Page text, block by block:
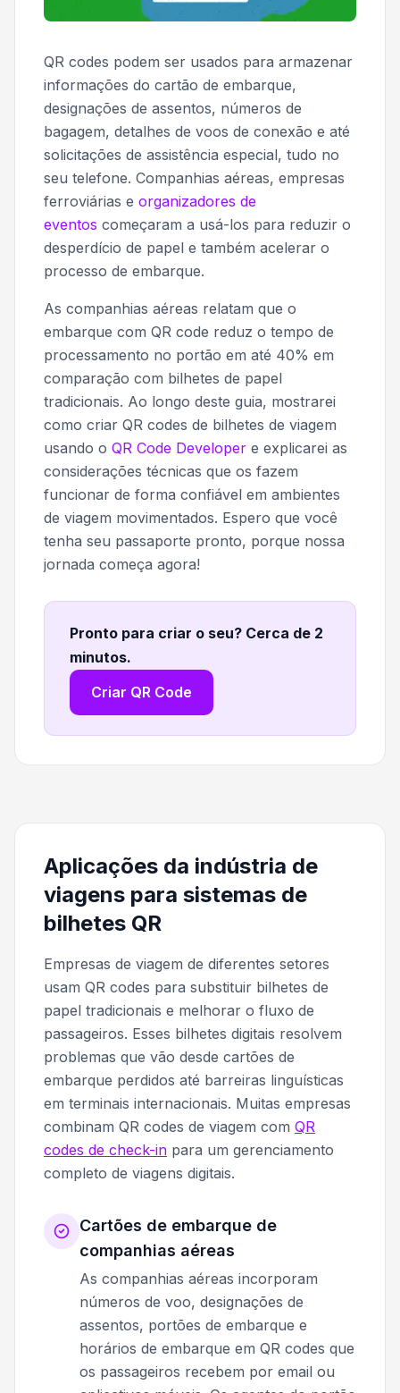
QR codes podem ser usados para armazenar
informações do cartão de embarque,
designações de assentos, números de
bagagem, detalhes de voos de conexão e até
solicitações de assistência especial, tudo no
seu telefone. Companhias aéreas, empresas
ferroviárias e organizadores de
eventos começaram a usá-los para reduzir o
desperdício de papel e também acelerar o
processo de embarque.
As companhias aéreas relatam que o
embarque com QR code reduz o tempo de
processamento no portão em até 40% em
comparação com bilhetes de papel
tradicionais. Ao longo deste guia, mostrarei
como criar QR codes de bilhetes de viagem
usando o QR Code Developer e explicarei as
considerações técnicas que os fazem
funcionar de forma confiável em ambientes
de viagem movimentados. Espero que você
tenha seu passaporte pronto, porque nossa
jornada começa agora!
Pronto para criar o seu? Cerca de 2
minutos.
Criar QR Code
Aplicações da indústria de
viagens para sistemas de
bilhetes QR
Empresas de viagem de diferentes setores
usam QR codes para substituir bilhetes de
papel tradicionais e melhorar o fluxo de
passageiros. Esses bilhetes digitais resolvem
problemas que vão desde cartões de
embarque perdidos até barreiras linguísticas
em terminais internacionais. Muitas empresas
combinam QR codes de viagem com QR
codes de check-in para um gerenciamento
completo de viagens digitais.
Cartões de embarque de
companhias aéreas
As companhias aéreas incorporam
números de voo, designações de
assentos, portões de embarque e
horários de embarque em QR codes que
os passageiros recebem por email ou